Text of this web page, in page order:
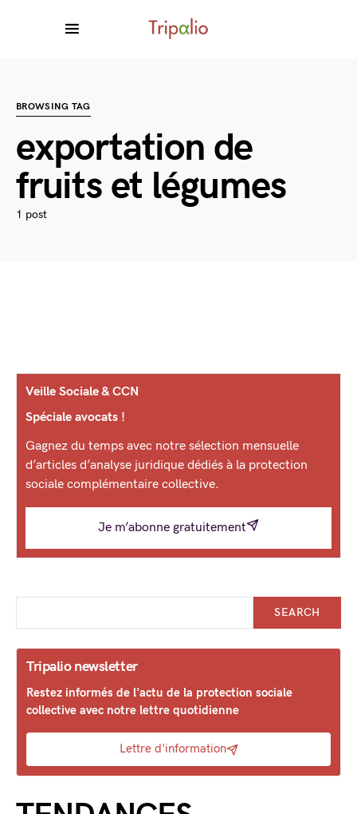
BROWSING TAG
exportation de
fruits et légumes
1 post
Veille Sociale & CCN
Spéciale avocats !
Gagnez du temps avec notre sélection mensuelle
d’articles d’analyse juridique dédiés à la protection
sociale complémentaire collective.
Je m’abonne gratuitement
SEARCH
Tripalio newsletter
Restez informés de l'actu de la protection sociale
collective avec notre lettre quotidienne
Lettre d'information